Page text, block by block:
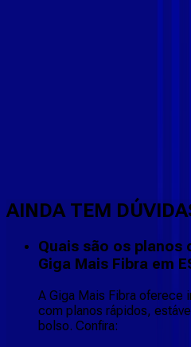
AINDA TEM
Quais são os planos
Giga Mais Fibra em
A Giga Mais Fibra oferece
com planos rápidos,
bolso. Confira: